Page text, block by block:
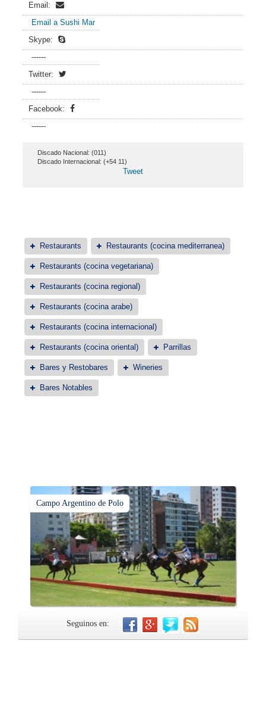
Email:
Email a Sushi Mar
Skype:
------
Twitter:
------
Facebook:
------
Discado Nacional: (011)
Discado Internacional: (+54 11)
Tweet
Restaurants Restaurants (cocina mediterranea)
Restaurants (cocina vegetariana)
Restaurants (cocina regional)
Restaurants (cocina arabe)
Restaurants (cocina internacional)
Restaurants (cocina oriental) Parrillas
Bares y Restobares Wineries
Bares Notables
Campo Argentino de Polo
Seguinos en: